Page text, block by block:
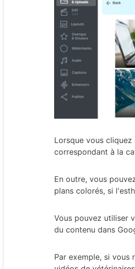
Lorsque vous
correspondant à la
En outre, vous
plans colorés, si
Vous pouvez utiliser
du contenu dans
Par exemple, si vous